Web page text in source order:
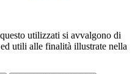
utilizzati si avvalgono di
utili alle finalità illustrate nella